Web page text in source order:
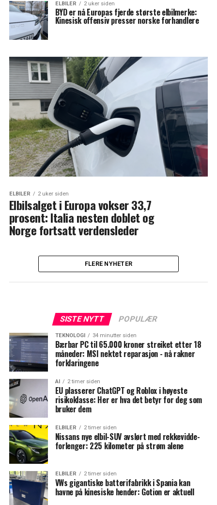
ELBILER 2 uker siden
BYD er nå Europas fjerde største elbilmerke:
Kinesisk offensiv presser norske forhandlere
ELBILER 2 uker siden
Elbilsalget i Europa vokser 33,7
prosent: Italia nesten doblet og
Norge fortsatt verdensleder
FLERE NYHETER
SISTE NYTT POPULÆR
TEKNOLOGI 34 minutter siden
Bærbar PC til 65.000 kroner streiket etter 18
måneder: MSI nektet reparasjon - nå rakner
forklaringene
AI 2 timer siden
EU plasserer ChatGPT og Roblox i høyeste
risikoklasse: Her er hva det betyr for deg som
bruker dem
ELBILER 2 timer siden
Nissans nye elbil-SUV avslørt med rekkevidde-
forlenger: 225 kilometer på strøm alene
ELBILER 2 timer siden
VWs gigantiske batterifabrikk i Spania kan
havne på kinesiske hender: Gotion er aktuell